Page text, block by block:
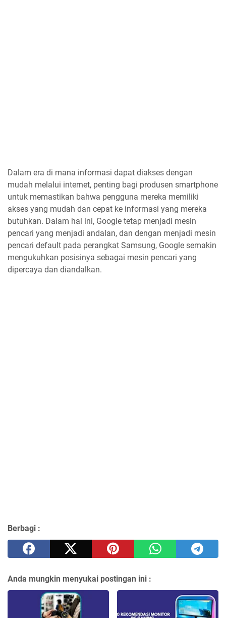
Dalam era di mana informasi dapat diakses dengan
mudah melalui internet, penting bagi produsen smartphone
untuk memastikan bahwa pengguna mereka memiliki
akses yang mudah dan cepat ke informasi yang mereka
butuhkan. Dalam hal ini, Google tetap menjadi mesin
pencari yang menjadi andalan, dan dengan menjadi mesin
pencari default pada perangkat Samsung, Google semakin
mengukuhkan posisinya sebagai mesin pencari yang
dipercaya dan diandalkan.
Berbagi :
Anda mungkin menyukai postingan ini :